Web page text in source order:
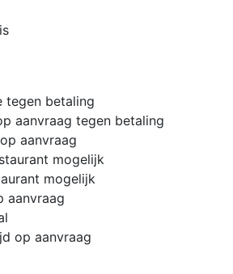
tegen betaling
aanvraag tegen betaling
aanvraag
mogelijk
mogelijk
aanvraag
op aanvraag